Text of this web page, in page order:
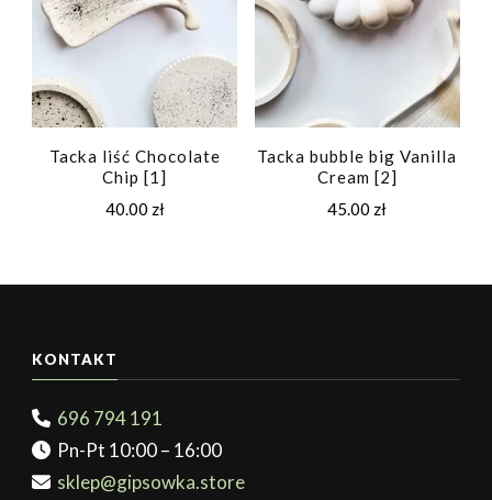
Tacka liść Chocolate
Chip [1]
40.00 zł
Tacka bubble big Vanilla
Cream [2]
45.00 zł
KONTAKT
696 794 191
Pn-Pt 10:00 – 16:00
sklep@gipsowka.store